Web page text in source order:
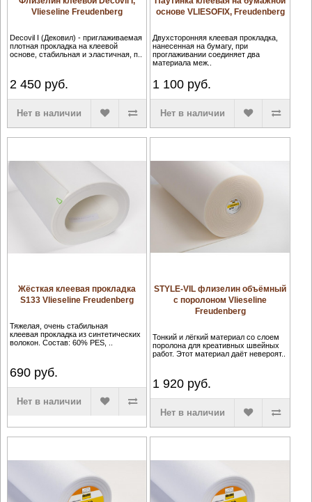
Vlieseline Freudenberg
Decovil I (Дековил) - приглаживаемая
плотная прокладка на клеевой
основе, стабильная и эластичная, п..
2 450руб.
Нет в наличии
основе VLIESOFIX, Freudenberg
Двухсторонняя клеевая прокладка,
нанесенная на бумагу, при
проглаживании соединяет два
материала меж..
1 100 руб.
Нет в наличии
Жёсткая клеевая прокладка
S133 Vlieseline Freudenberg
Тяжелая, очень стабильная
клеевая прокладка из синтетических
волокон. Состав: 60% PES, ..
690руб.
Нет в наличии
STYLE-VIL флизелин объёмный
с поролоном Vlieseline
Freudenberg
Тонкий и лёгкий материал со слоем
поролона для креативных швейных
работ. Этот материал даёт невероят..
1 920 руб.
Нет в наличии